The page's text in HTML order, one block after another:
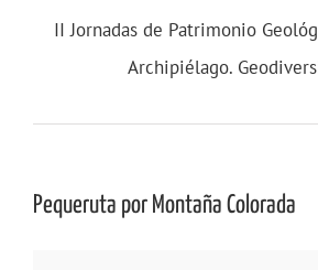
II Jornadas de Patrimonio
Archipiélago.
Pequeruta por Montaña Colorada